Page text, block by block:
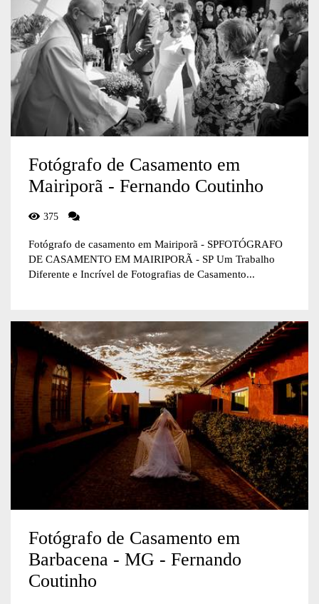
Fotógrafo de Casamento em
Mairiporã - Fernando Coutinho
375
Fotógrafo de casamento em Mairiporã - SPFOTÓGRAFO
DE CASAMENTO EM MAIRIPORÃ - SP Um Trabalho
Diferente e Incrível de Fotografias de Casamento...
Fotógrafo de Casamento em
Barbacena - MG - Fernando
Coutinho